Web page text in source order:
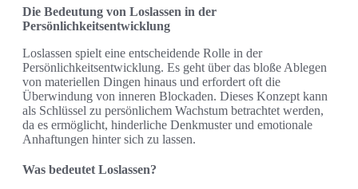
Die Bedeutung von Loslassen in der
Persönlichkeitsentwicklung
Loslassen spielt eine entscheidende Rolle in der
Persönlichkeitsentwicklung. Es geht über das bloße Ablegen
von materiellen Dingen hinaus und erfordert oft die
Überwindung von inneren Blockaden. Dieses Konzept kann
als Schlüssel zu persönlichem Wachstum betrachtet werden,
da es ermöglicht, hinderliche Denkmuster und emotionale
Anhaftungen hinter sich zu lassen.
Was bedeutet Loslassen?